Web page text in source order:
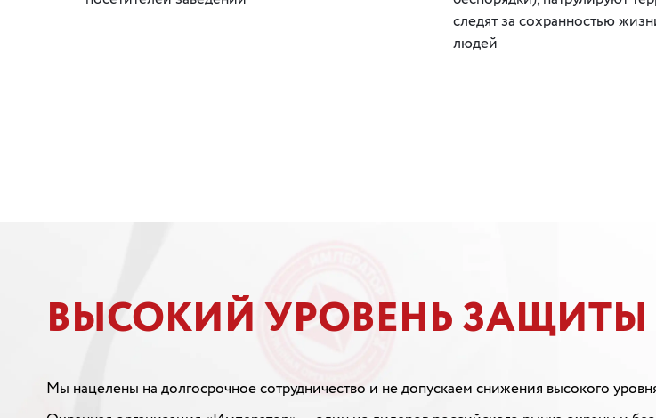
следят за сохранностью
людей
ВЫСОКИЙ УРОВЕНЬ ЗАЩИТЫ
Мы нацелены на долгосрочное сотрудничество и не допускаем снижения высокого